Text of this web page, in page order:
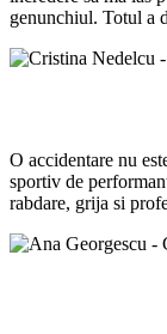
genunchiul. Totul a
O accidentare nu
sportiv de
rabdare, grija si